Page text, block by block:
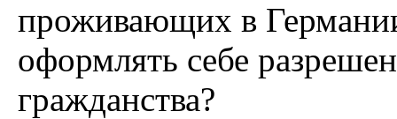
проживающих в
оформлять себе
гражданства?